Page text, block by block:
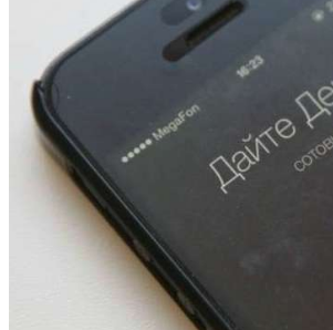
Покушение на убийство в
напала на незнакомую женщину
12:39
Сладкий праздник в
парке прошёл фестиваль
Волгоградские компании
заключены контракты на 3,6